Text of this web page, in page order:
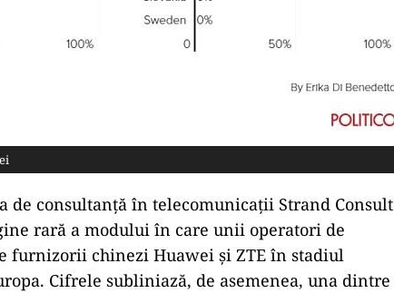
de consultanță în telecomunicații Strand Consult
rară a modului în care unii operatori de
furnizorii chinezi Huawei și ZTE în stadiul
Cifrele subliniază, de asemenea, una dintre